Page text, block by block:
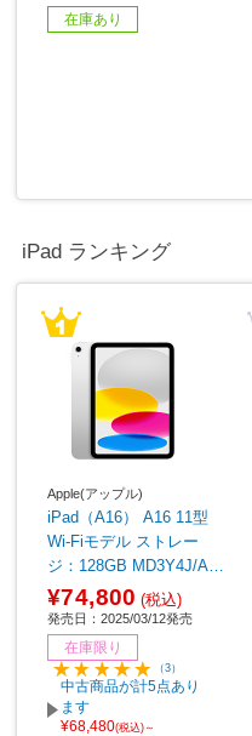
シルバー シルバー MWU
C3J/A
在庫あり
iPad ランキング
Apple(アップル)
iPad（A16） A16 11型
Wi-Fiモデル ストレー
ジ：128GB MD3Y4J/A
シルバー
¥74,800 (税込)
発売日：2025/03/12発売
在庫限り
（3）
中古商品が計5点あり
ます
¥68,480(税込)～